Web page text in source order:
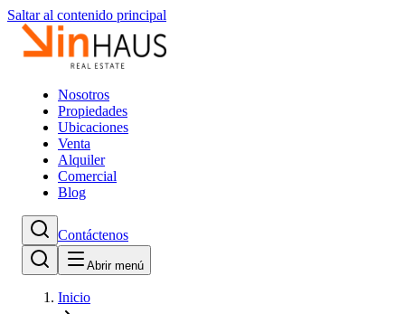
Saltar al contenido principal
Nosotros
Propiedades
Ubicaciones
Venta
Alquiler
Comercial
Blog
Contáctenos
Abrir menú
Inicio